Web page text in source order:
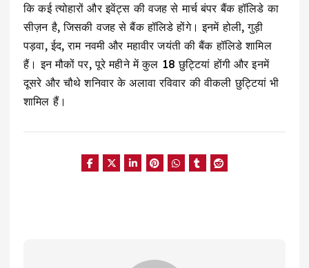
कि कई त्योहारों और इवेंट्स की वजह से मार्च बंपर बैंक हॉलिडे का
सीज़न है, जिसकी वजह से बैंक हॉलिडे होंगे। इनमें होली, गुड़ी
पड़वा, ईद, राम नवमी और महावीर जयंती की बैंक हॉलिडे शामिल
हैं। इन मौकों पर, पूरे महीने में कुल 18 छुट्टियां होंगी और इनमें
दूसरे और चौथे शनिवार के अलावा रविवार की वीकली छुट्टियां भी
शामिल हैं।